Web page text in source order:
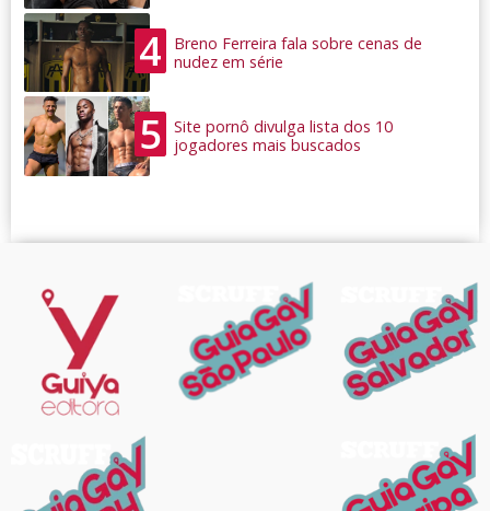
4
Breno Ferreira fala sobre cenas de
nudez em série
5
Site pornô divulga lista dos 10
jogadores mais buscados